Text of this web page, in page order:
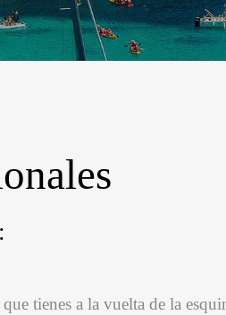
tienes a la vuelta de la